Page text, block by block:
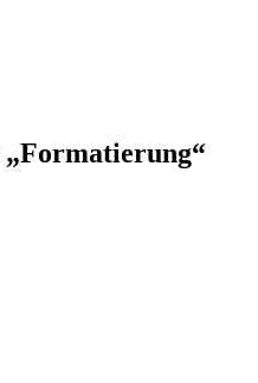
„Formatierung“